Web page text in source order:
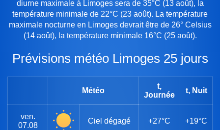
diurne maximale à Limoges sera de 35°C (13 août), la
température minimale de 22°C (23 août). La température
maximale nocturne en Limoges devrait être de 26° Celsius
(14 août), la température minimale 16°C (25 août).
Prévisions météo Limoges 25 jours
Météo
t,
Journée
t, Nuit
ven.
07.08
Ciel dégagé +27°C +19°C